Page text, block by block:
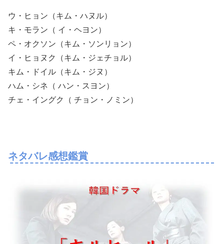
ウ・ヒョン（キム・ハヌル）
キ・モラン（ イ・ヘヨン）
ペ・オクソン（キム・ソンリョン）
イ・ヒョヌク（キム・ジェチョル）
キム・ドイル（キム・ジヌ）
ハム・シネ（ ハン・スヨン）
チェ・イングク（ チョン・ノミン）
ネタバレ感想鑑賞